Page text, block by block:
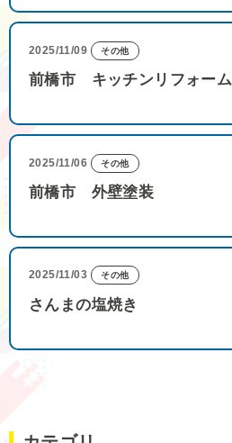
2025/11/09 その他
前橋市 キッチンリフォーム
2025/11/06 その他
前橋市 外壁塗装
2025/11/03 その他
さんまの塩焼き